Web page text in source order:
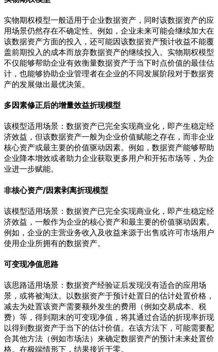
实物期权模型一般适用于企业数据资产，同时该数据资产的应
用场景仍然存在不确定性。例如，企业未来可能会继续加大在
该数据资产方面的投入，还可能因该数据资产预计收益不能覆
盖前期投入的成本而放弃数据资产的继续投入。实物期权模型
不仅能够帮助企业有效衡量数据资产于当下时点价值的最佳估
计，也能够协助企业管理者在企业的不同发展阶段对于数据资
产的发展做出最优决策。
多因素修正后的增量效益折现模型
该模型适用场景：数据资产已完全实现商业化，即产生稳定经
济效益，但该数据资产一般为企业价值赋能之存在，而非企业
核心资产或最主要的价值驱动因素。例如，数据资产能够帮助
企业降本增效或者助力企业获取更多用户和开拓市场等，为企
业进一步赋能。
非核心资产/因素剥离折现模型
该模型适用场景：数据资产已完全实现商业化，即产生稳定经
济效益，一般作为企业的核心资产和最主要的价值驱动因素。
例如，企业的主营业务收入及收益来源于出售或许可市场用户
使用企业所拥有的数据资产。
可变现净值思路
该思路适用场景：数据资产经验证后发现没有适合的应用场
景，或将被淘汰。以数据资产于预计处置日的估计处置价格，
减去为处置该资产需要额外发生的费用（例如交易成本、税
费）等，得到期末的可变现净值，将其通过合适的折现率折现
以得到数据资产于当下的估计价值。在该方法下，可能需要配
合其他方法（例如市场法）来确定数据资产的预计未来处置价
格。在极端情形下，结果接近于零。